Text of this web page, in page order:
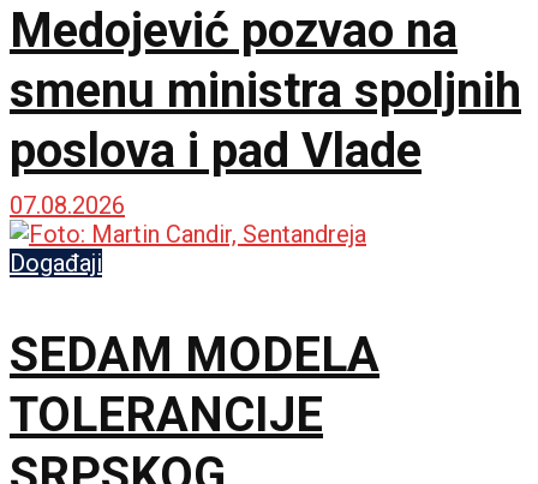
Medojević pozvao na
smenu ministra spoljnih
poslova i pad Vlade
07.08.2026
Događaji
SEDAM MODELA
TOLERANCIJE